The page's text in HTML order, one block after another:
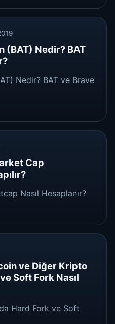
(BAT) Nedir? BAT
Nedir? BAT ve Brave
Cap
Nasıl Hesaplanır?
ve Diğer Kripto
Soft Fork Nasıl
Hard Fork ve Soft